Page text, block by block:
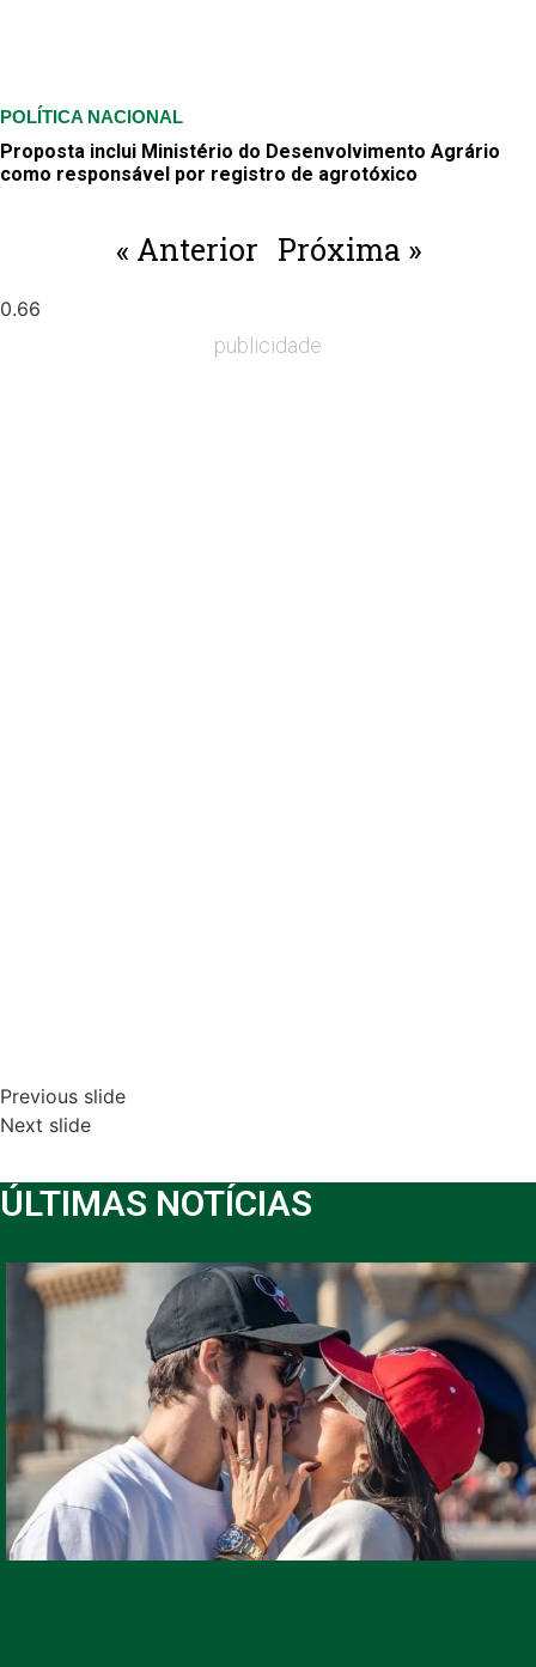
POLÍTICA NACIONAL
Proposta inclui Ministério do Desenvolvimento Agrário
como responsável por registro de agrotóxico
« Anterior Próxima »
publicidade
Previous slide
Next slide
ÚLTIMAS NOTÍCIAS